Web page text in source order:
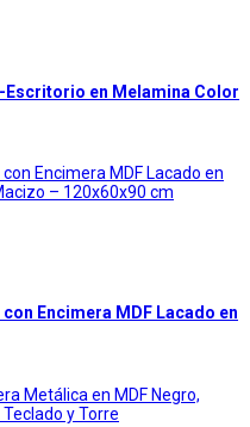
Escritorio en Melamina Color
Encimera MDF Lacado en